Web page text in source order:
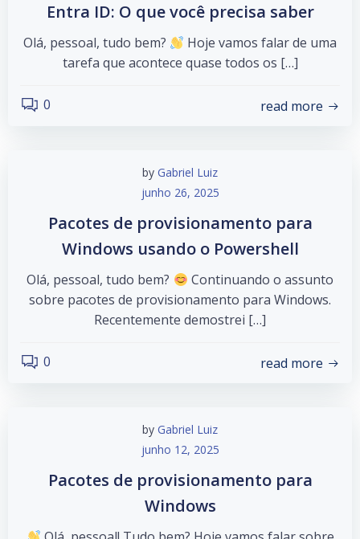
Entra ID: O que você precisa saber
Olá, pessoal, tudo bem?
Hoje vamos falar de uma
tarefa que acontece quase todos os […]
0 read more
by Gabriel Luiz
junho 26, 2025
Pacotes de provisionamento para
Windows usando o Powershell
Olá, pessoal, tudo bem?
Continuando o assunto
sobre pacotes de provisionamento para Windows.
Recentemente demostrei […]
0 read more
by Gabriel Luiz
junho 12, 2025
Pacotes de provisionamento para
Windows